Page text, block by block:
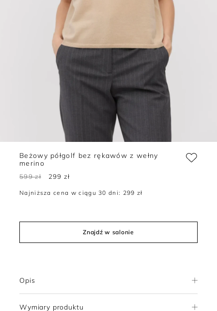
Beżowy półgolf bez rękawów z wełny
merino
599 zł 299 zł
Najniższa cena w ciągu 30 dni: 299 zł
Znajdź w salonie
Opis
Wymiary produktu